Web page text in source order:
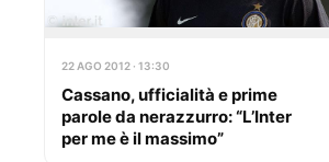
22 AGO 2012 · 13:30
Cassano, ufficialità e prime
parole da nerazzurro: “L’Inter
per me è il massimo”